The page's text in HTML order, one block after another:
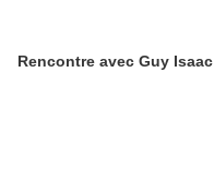
Rencontre avec Guy Isaac